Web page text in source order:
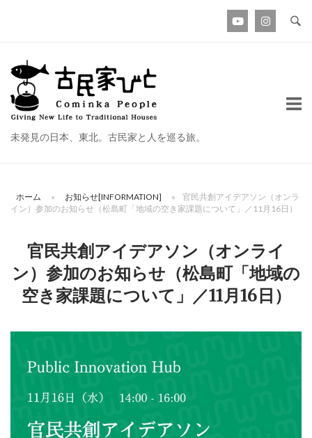
ホ
ー
ム
未発見の日本、東北。古民家と人を巡る旅。
ホーム » お知らせ[INFORMATION] »
官民共創アイデアソン（オンラ
イン）参加のお知らせ（松島町「地域の空き家課題について」／11月16日）
官民共創アイデアソン（オンライ
ン）参加のお知らせ（松島町「地域の
空き家課題について」／11月16日）